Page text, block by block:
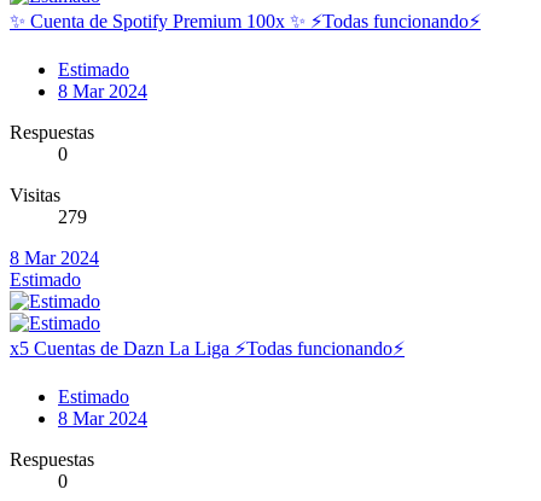
✨ Cuenta de Spotify Premium 100x ✨ ⚡️Todas funcionando⚡️
Estimado
8 Mar 2024
Respuestas
0
Visitas
279
8 Mar 2024
Estimado
x5 Cuentas de Dazn La Liga ⚡️Todas funcionando⚡️
Estimado
8 Mar 2024
Respuestas
0